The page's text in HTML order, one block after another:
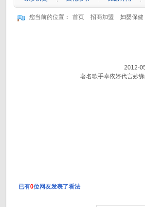
您当前的位置： 首页 招商加盟 妇婴保健
2012-
著名歌手卓依婷代言妙
已有0位网友发表了看法